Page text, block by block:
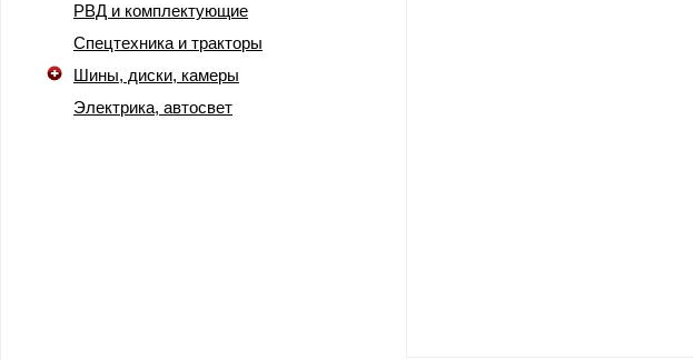
РВД и комплектующие
Спецтехника и тракторы
Шины, диски, камеры
Электрика, автосвет